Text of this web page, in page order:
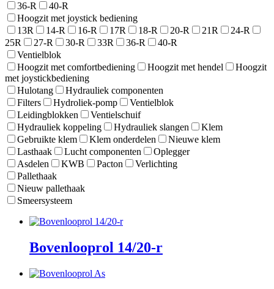
36-R
40-R
Hoogzit met joystick bediening
13R
14-R 16-R 17R 18-R 20-R 21R
24-R
25R
27-R 30-R 33R 36-R
40-R
Ventielblok
Hoogzit met comfortbediening
Hoogzit met hendel
Hoogzit
met joystickbediening
Hulotang
Hydrauliek componenten
Filters
Hydroliek-pomp
Ventielblok
Leidingblokken
Ventielschuif
Hydrauliek koppeling
Hydrauliek slangen
Klem
Gebruikte klem
Klem onderdelen
Nieuwe klem
Lasthaak
Lucht componenten
Oplegger
Asdelen
KWB Pacton
Verlichting
Pallethaak
Nieuw pallethaak
Smeersysteem
Bovenlooprol 14/20-r